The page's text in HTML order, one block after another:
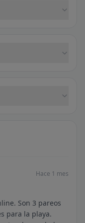
Hace 1 mes
Son 3 pareos
para la playa.